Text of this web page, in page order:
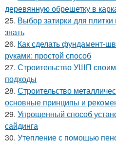
деревянную обрешетку в
25. Выбор затирки для
знать
26. Как сделать фундамент-
руками: простой способ
27. Строительство УШП
подходы
28. Строительство
основные принципы и
29. Упрощенный способ
сайдинга
30. Утепление с помощью